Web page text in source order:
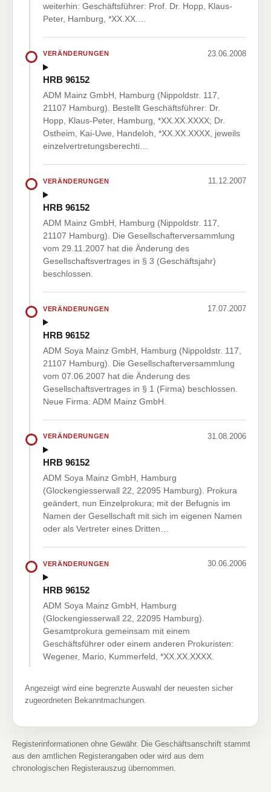
weiterhin: Geschäftsführer: Prof. Dr. Hopp, Klaus-
Peter, Hamburg, *XX.XX.…
VERÄNDERUNGEN 23.06.2008
HRB 96152
ADM Mainz GmbH, Hamburg (Nippoldstr. 117,
21107 Hamburg). Bestellt Geschäftsführer: Dr.
Hopp, Klaus-Peter, Hamburg, *XX.XX.XXXX; Dr.
Ostheim, Kai-Uwe, Handeloh, *XX.XX.XXXX, jeweils
einzelvertretungsberechti…
VERÄNDERUNGEN 11.12.2007
HRB 96152
ADM Mainz GmbH, Hamburg (Nippoldstr. 117,
21107 Hamburg). Die Gesellschafterversammlung
vom 29.11.2007 hat die Änderung des
Gesellschaftsvertrages in § 3 (Geschäftsjahr)
beschlossen.
VERÄNDERUNGEN 17.07.2007
HRB 96152
ADM Soya Mainz GmbH, Hamburg (Nippoldstr. 117,
21107 Hamburg). Die Gesellschafterversammlung
vom 07.06.2007 hat die Änderung des
Gesellschaftsvertrages in § 1 (Firma) beschlossen.
Neue Firma: ADM Mainz GmbH.
VERÄNDERUNGEN 31.08.2006
HRB 96152
ADM Soya Mainz GmbH, Hamburg
(Glockengiesserwall 22, 22095 Hamburg). Prokura
geändert, nun Einzelprokura; mit der Befugnis im
Namen der Gesellschaft mit sich im eigenen Namen
oder als Vertreter eines Dritten…
VERÄNDERUNGEN 30.06.2006
HRB 96152
ADM Soya Mainz GmbH, Hamburg
(Glockengiesserwall 22, 22095 Hamburg).
Gesamtprokura gemeinsam mit einem
Geschäftsführer oder einem anderen Prokuristen:
Wegener, Mario, Kummerfeld, *XX.XX.XXXX.
Angezeigt wird eine begrenzte Auswahl der neuesten sicher
zugeordneten Bekanntmachungen.
Registerinformationen ohne Gewähr. Die Geschäftsanschrift stammt
aus den amtlichen Registerangaben oder wird aus dem
chronologischen Registerauszug übernommen.